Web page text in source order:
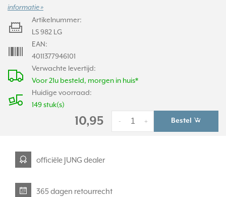
informatie »
Verwachte levertijd:
Voor 21u besteld, morgen in huis*
Huidige voorraad:
149 stuk(s)
Artikelnummer:
LS 982 LG
EAN:
4011377946101
10,95 +
- Bestel
officiële JUNG dealer
365 dagen retourrecht